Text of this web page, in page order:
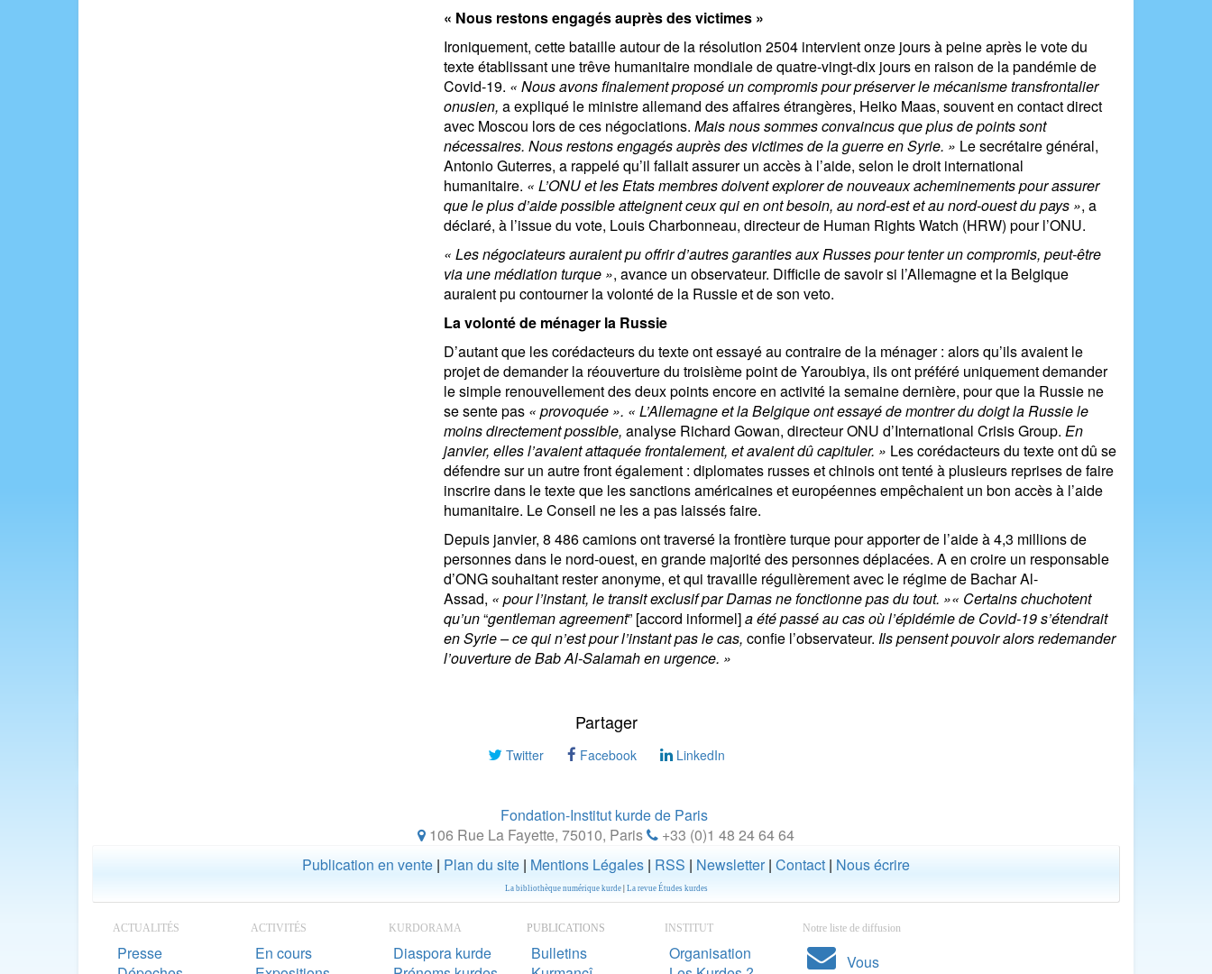
« Nous restons engagés auprès des victimes »
Ironiquement, cette bataille autour de la résolution 2504 intervient onze jours à peine après le vote du
texte établissant une trêve humanitaire mondiale de quatre-vingt-dix jours en raison de la pandémie de
Covid-19. « Nous avons finalement proposé un compromis pour préserver le mécanisme transfrontalier
onusien, a expliqué le ministre allemand des affaires étrangères, Heiko Maas, souvent en contact direct
avec Moscou lors de ces négociations. Mais nous sommes convaincus que plus de points sont
nécessaires. Nous restons engagés auprès des victimes de la guerre en Syrie. » Le secrétaire général,
Antonio Guterres, a rappelé qu’il fallait assurer un accès à l’aide, selon le droit international
humanitaire. « L’ONU et les Etats membres doivent explorer de nouveaux acheminements pour assurer
que le plus d’aide possible atteignent ceux qui en ont besoin, au nord-est et au nord-ouest du pays », a
déclaré, à l’issue du vote, Louis Charbonneau, directeur de Human Rights Watch (HRW) pour l’ONU.
« Les négociateurs auraient pu offrir d’autres garanties aux Russes pour tenter un compromis, peut-être
via une médiation turque », avance un observateur. Difficile de savoir si l’Allemagne et la Belgique
auraient pu contourner la volonté de la Russie et de son veto.
La volonté de ménager la Russie
D’autant que les corédacteurs du texte ont essayé au contraire de la ménager : alors qu’ils avaient le
projet de demander la réouverture du troisième point de Yaroubiya, ils ont préféré uniquement demander
le simple renouvellement des deux points encore en activité la semaine dernière, pour que la Russie ne
se sente pas « provoquée ». « L’Allemagne et la Belgique ont essayé de montrer du doigt la Russie le
moins directement possible, analyse Richard Gowan, directeur ONU d’International Crisis Group. En
janvier, elles l’avaient attaquée frontalement, et avaient dû capituler. » Les corédacteurs du texte ont dû se
défendre sur un autre front également : diplomates russes et chinois ont tenté à plusieurs reprises de faire
inscrire dans le texte que les sanctions américaines et européennes empêchaient un bon accès à l’aide
humanitaire. Le Conseil ne les a pas laissés faire.
Depuis janvier, 8 486 camions ont traversé la frontière turque pour apporter de l’aide à 4,3 millions de
personnes dans le nord-ouest, en grande majorité des personnes déplacées. A en croire un responsable
d’ONG souhaitant rester anonyme, et qui travaille régulièrement avec le régime de Bachar Al-
Assad, « pour l’instant, le transit exclusif par Damas ne fonctionne pas du tout. »« Certains chuchotent
qu’un“gentleman agreement” [accord informel]a été passé au cas où l’épidémie de Covid-19 s’étendrait
en Syrie – ce qui n’est pour l’instant pas le cas, confie l’observateur. Ils pensent pouvoir alors redemander
l’ouverture de Bab Al-Salamah en urgence. »
Partager
Twitter Facebook LinkedIn
Fondation-Institut kurde de Paris
106 Rue La Fayette, 75010, Paris
+33 (0)1 48 24 64 64
Publication en vente | Plan du site | Mentions Légales | RSS | Newsletter| Contact| Nous écrire
La bibliothèque numérique kurde| La revue Études kurdes
ACTUALITÉS
Presse
ACTIVITÉS
En cours
KURDORAMA
Diaspora kurde
PUBLICATIONS
Bulletins
INSTITUT
Organisation
Notre liste de diffusion
Vous